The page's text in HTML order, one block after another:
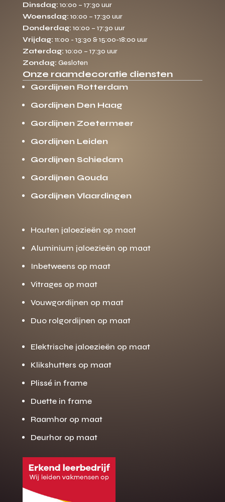
Gratis offerte
Dinsdag: 10:00 – 17:30 uur
Woensdag: 10:00 – 17:30 uur
Donderdag: 10:00 – 17:30 uur
Vrijdag: 11:00 - 13:30 & 15:00-18:00 uur
Zaterdag: 10:00 – 17:30 uur
Zondag: Gesloten
Onze raamdecoratie diensten
Gordijnen Rotterdam
Gordijnen Den Haag
Gordijnen Zoetermeer
Gordijnen Leiden
Gordijnen Schiedam
Gordijnen Gouda
Gordijnen Vlaardingen
Houten jaloezieën op maat
Aluminium jaloezieën op maat
Inbetweens op maat
Vitrages op maat
Vouwgordijnen op maat
Duo rolgordijnen op maat
Elektrische jaloezieën op maat
Klikshutters op maat
Plissé in frame
Duette in frame
Raamhor op maat
Deurhor op maat